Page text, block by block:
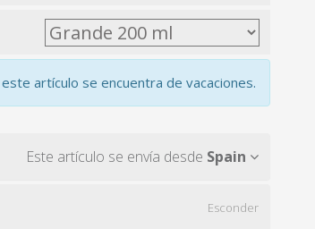
artículo se encuentra de vacaciones.
Este artículo se envía desde Spain
Esconder